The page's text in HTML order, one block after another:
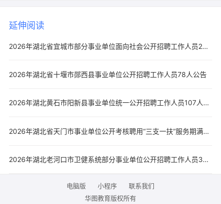
延伸阅读
2026年湖北省宜城市部分事业单位面向社会公开招聘工作人员24人公告
2026年湖北省十堰市郧西县事业单位公开招聘工作人员78人公告
2026年湖北黄石市阳新县事业单位统一公开招聘工作人员107人公告
2026年湖北省天门市事业单位公开考核聘用“三支一扶”服务期满高校毕业生19人公告
2026年湖北老河口市卫健系统部分事业单位公开招聘工作人员37人公告
电脑版 小程序
联系我们
华图教育版权所有